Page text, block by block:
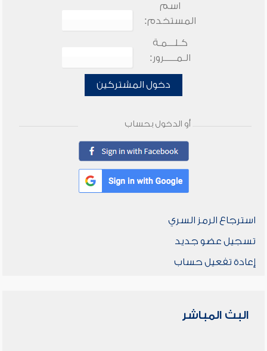
اسم
المستخدم:
كـلـــمـة
الـمـــــرور:
دخول المشتركين
أو الدخول بحساب
استرجاع الرمز السري
تسجيل عضو جديد
إعادة تفعيل حساب
البث المباشر